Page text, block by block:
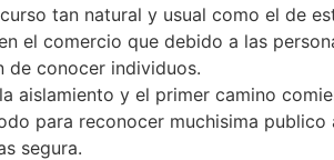
tan natural y usual como el de
el comercio que debido a las
de conocer individuos.
aislamiento y el primer camino
para reconocer muchisima
segura.